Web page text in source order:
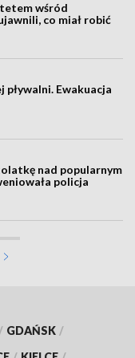
wśród
co miał robić
pływalni. Ewakuacja
nad popularnym
policja
/ GDAŃSK /